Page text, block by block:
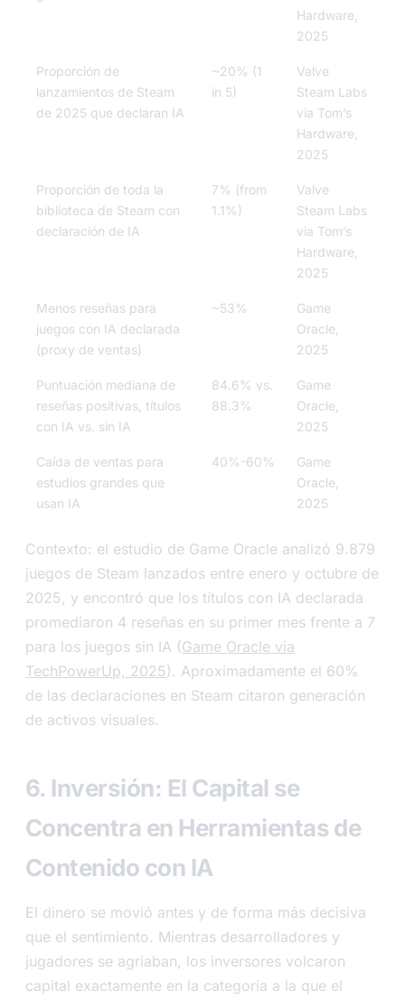
Hardware,
2025
Proporción de
lanzamientos de Steam
de 2025 que declaran IA
~20% (1
in 5)
Valve
Steam Labs
via Tom’s
Hardware,
2025
Proporción de toda la
biblioteca de Steam con
declaración de IA
7% (from
1.1%)
Valve
Steam Labs
via Tom’s
Hardware,
2025
Menos reseñas para
juegos con IA declarada
(proxy de ventas)
~53%
Game
Oracle,
2025
Puntuación mediana de
reseñas positivas, títulos
con IA vs. sin IA
84.6% vs.
88.3%
Game
Oracle,
2025
Caída de ventas para
estudios grandes que
usan IA
40%-60%
Game
Oracle,
2025
Contexto: el estudio de Game Oracle analizó 9.879
juegos de Steam lanzados entre enero y octubre de
2025, y encontró que los títulos con IA declarada
promediaron 4 reseñas en su primer mes frente a 7
para los juegos sin IA (Game Oracle via
TechPowerUp, 2025). Aproximadamente el 60%
de las declaraciones en Steam citaron generación
de activos visuales.
6. Inversión: El Capital se
Concentra en Herramientas de
Contenido con IA
El dinero se movió antes y de forma más decisiva
que el sentimiento. Mientras desarrolladores y
jugadores se agriaban, los inversores volcaron
capital exactamente en la categoría a la que el